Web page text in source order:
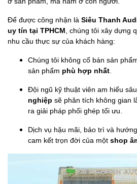
Để được công nhận là Siêu Thanh
uy tín tại TPHCM , chúng tôi xây dựng
nhu cầu thực sự của khách hàng:
Chúng tôi không cố bán sản
sản phẩm phù hợp nhất
Đội ngũ kỹ thuật viên am hiểu
nghiệp sẽ phân tích không gian
ra giải pháp phối ghép tối ưu.
Dịch vụ hậu mãi, bảo trì và
cam kết trọn đời của một shop